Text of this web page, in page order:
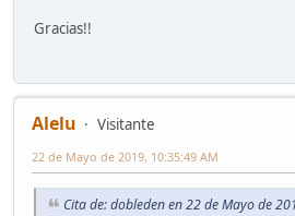
Gracias!!
Alelu
Visitante
22 de Mayo de 2019, 10:35:49 AM
Cita de: dobleden en 22 de Mayo de